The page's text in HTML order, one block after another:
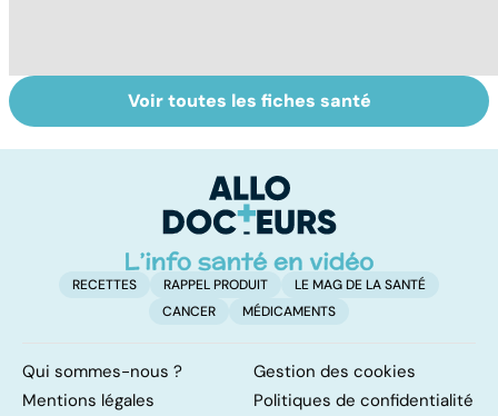
La tuberculose
pulmonaire
Autisme :
s'orienter vers la
adaptée
Voir toutes les fiches santé
RECETTES RAPPEL PRODUIT
LE MAG DE LA SANTÉ
CANCER
MÉDICAMENTS
Qui sommes-nous ?
Gestion des cookies
Mentions légales
Politiques de confidentialité